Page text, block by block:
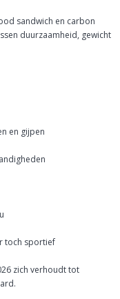
sandwich en carbon
duurzaamheid, gewicht
en gijpen
toch sportief
zich verhoudt tot